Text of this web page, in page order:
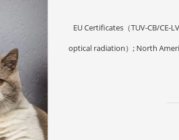
EU Certificates（TUV-CB/CE-
optical radiation）; North America Certificates（ETL+CETL